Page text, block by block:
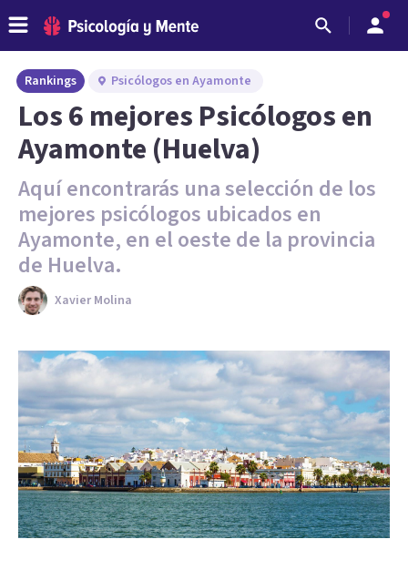
Rankings Psicólogos en Ayamonte
Los 6 mejores Psicólogos en
Ayamonte (Huelva)
Aquí encontrarás una selección de los
mejores psicólogos ubicados en
Ayamonte, en el oeste de la provincia
de Huelva.
Xavier Molina